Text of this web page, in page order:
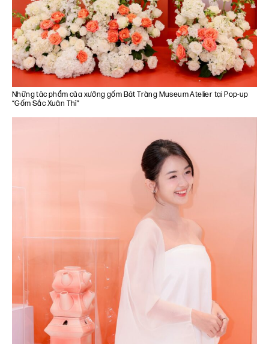
Những tác phẩm của xưởng gốm Bát Tràng Museum Atelier tại Pop-up
“Gốm Sắc Xuân Thì”